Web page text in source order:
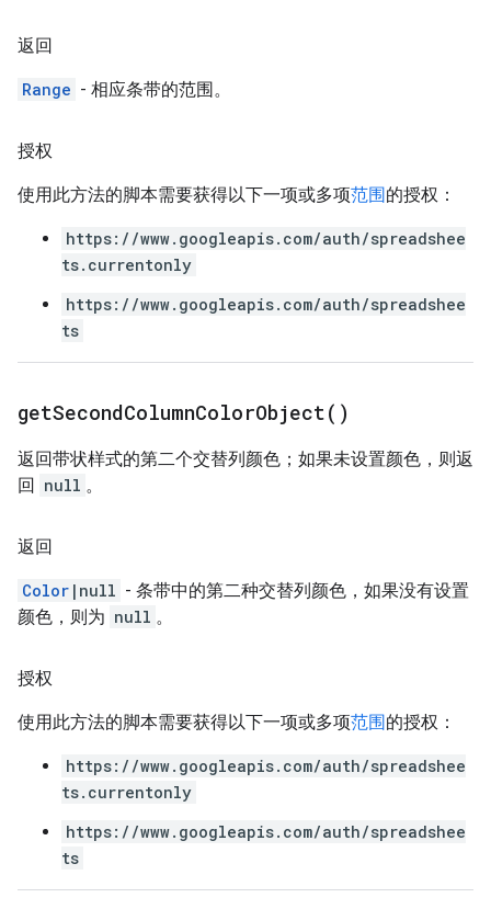
返回
Range - 相应条带的范围。
授权
使用此方法的脚本需要获得以下一项或多项范围的授权：
https://www.googleapis.com/auth/spreadshee
ts.currentonly
https://www.googleapis.com/auth/spreadshee
ts
getSecondColumnColorObject( )
返回带状样式的第二个交替列颜色；如果未设置颜色，则返
回 null 。
返回
Color |null - 条带中的第二种交替列颜色，如果没有设置
颜色，则为 null 。
授权
使用此方法的脚本需要获得以下一项或多项范围的授权：
https://www.googleapis.com/auth/spreadshee
ts.currentonly
https://www.googleapis.com/auth/spreadshee
ts